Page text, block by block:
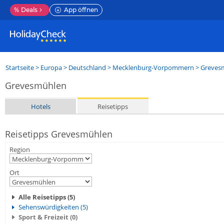
% Deals App öffnen
Startseite> Europa> Deutschland > Mecklenburg-Vorpommern >
Grevesmühlen
Hotels Reisetipps
Reisetipps Grevesmühlen
Region
Ort
Alle Reisetipps (5)
Sehenswürdigkeiten (5)
Sport & Freizeit (0)